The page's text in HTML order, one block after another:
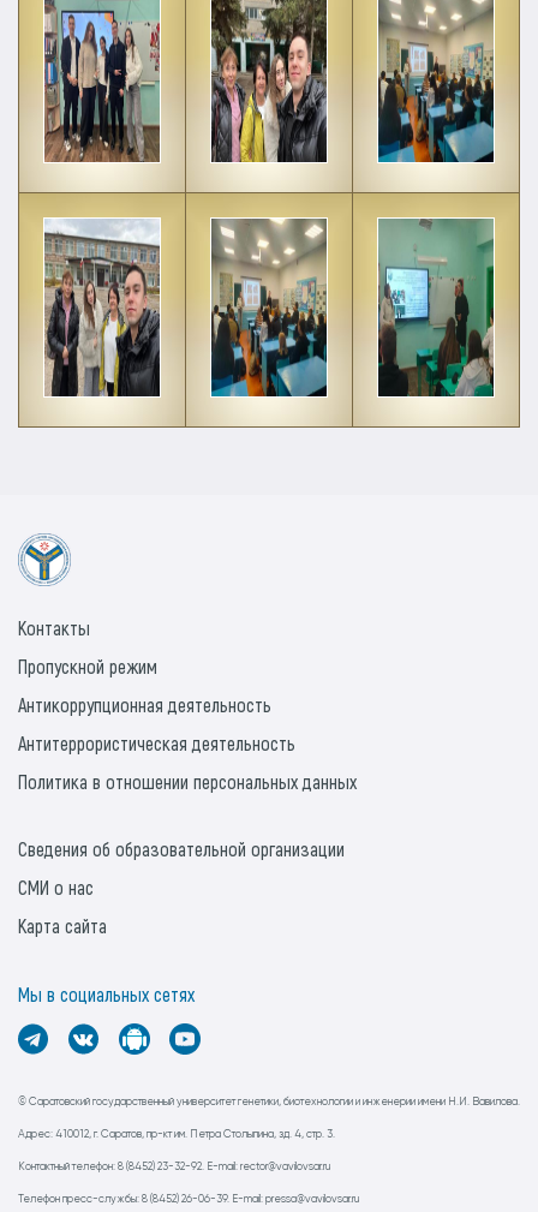
© Саратовский государственный университет генетики, биотехнологии и инженерии имени Н.И. Вавилова.
Адрес: 410012, г. Саратов, пр-кт им. Петра Столыпина, зд. 4, стр. 3.
Контактный телефон: 8 (8452) 23-32-92. E-mail: rector@vavilovsar.ru
Телефон пресс-службы: 8 (8452) 26-06-39. E-mail: pressa@vavilovsar.ru
Контакты
Пропускной режим
Антикоррупционная деятельность
Антитеррористическая деятельность
Политика в отношении персональных данных
Сведения об образовательной организации
СМИ о нас
Карта сайта
Мы в социальных сетях